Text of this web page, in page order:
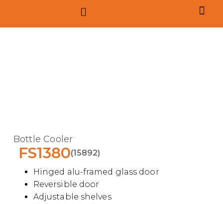
Bottle Cooler
FS1380(15892)
Hinged alu-framed glass door
Reversible door
Adjustable shelves